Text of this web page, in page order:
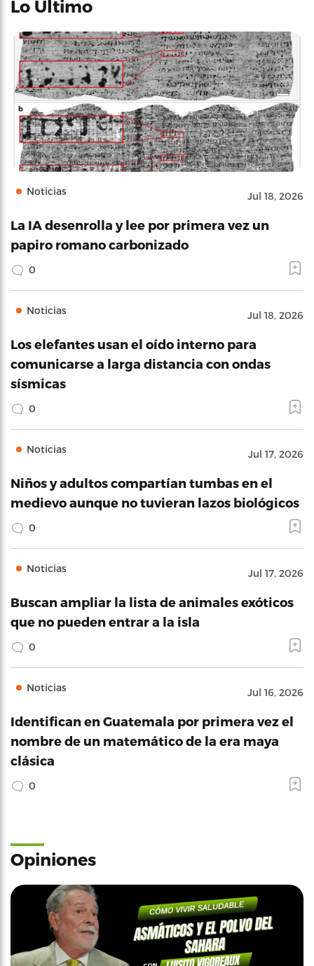
Lo Último
Noticias Jul 18, 2026
La IA desenrolla y lee por primera vez un
papiro romano carbonizado
0
Noticias Jul 18, 2026
Los elefantes usan el oído interno para
comunicarse a larga distancia con ondas
sísmicas
0
Noticias Jul 17, 2026
Niños y adultos compartían tumbas en el
medievo aunque no tuvieran lazos biológicos
0
Noticias Jul 17, 2026
Buscan ampliar la lista de animales exóticos
que no pueden entrar a la isla
0
Noticias Jul 16, 2026
Identifican en Guatemala por primera vez el
nombre de un matemático de la era maya
clásica
0
Opiniones